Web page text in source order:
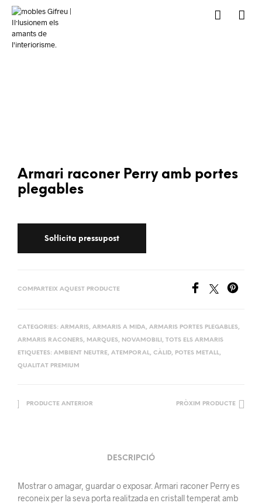
Armari raconer Perry amb portes
plegables
COMPARTEIX AQUEST PRODUCTE
CATEGORIES: ARMARIS, ARMARIS A MIDA, ARMARIS PORTES PLEGABLES,
ARMARIS RACONERS, MARQUES, NOVAMOBILI , TOTS ELS ARMARIS
ETIQUETES: AMBIENT NEUTRE, ATEMPORAL, CÀLID, POTES METALL,
QUALITAT PREMIUM
PRODUCTE ANTERIOR PRÒXIM PRODUCTE
DESCRIPCIÓ
Mostrar o amagar, guardar o exposar. Armari raconer Perry es
reconeix per la seva porta realitzada en cristall temperat amb